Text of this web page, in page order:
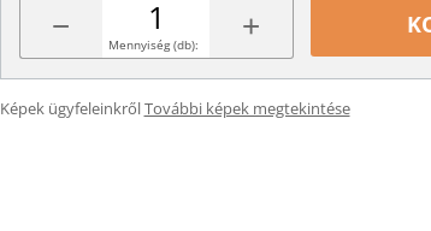
− +
Mennyiség (db):
Képek ügyfeleinkrőlTovábbi képek megtekintése